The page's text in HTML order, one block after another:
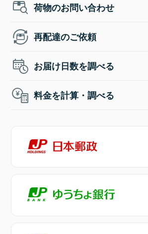
荷物のお問い合わせ
再配達のご依頼
お届け日数を調べる
料金を計算・調べる